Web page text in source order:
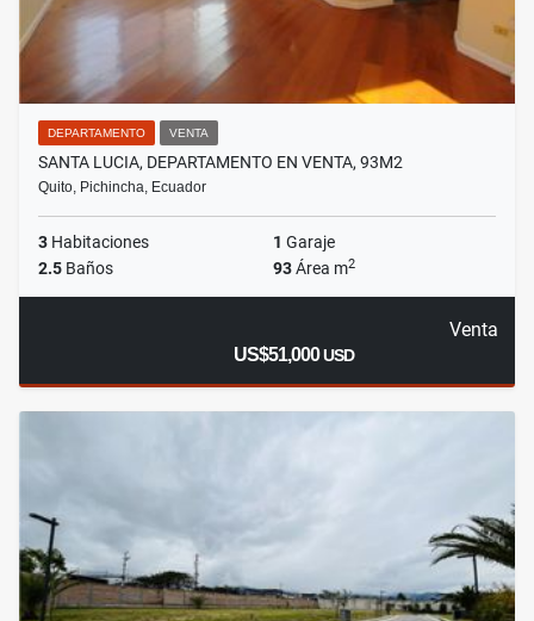
DEPARTAMENTO VENTA
SANTA LUCIA, DEPARTAMENTO EN VENTA, 93M2
Quito, Pichincha, Ecuador
3 Habitaciones 1 Garaje
2.5 Baños 93Área m2
Venta
US$51,000USD